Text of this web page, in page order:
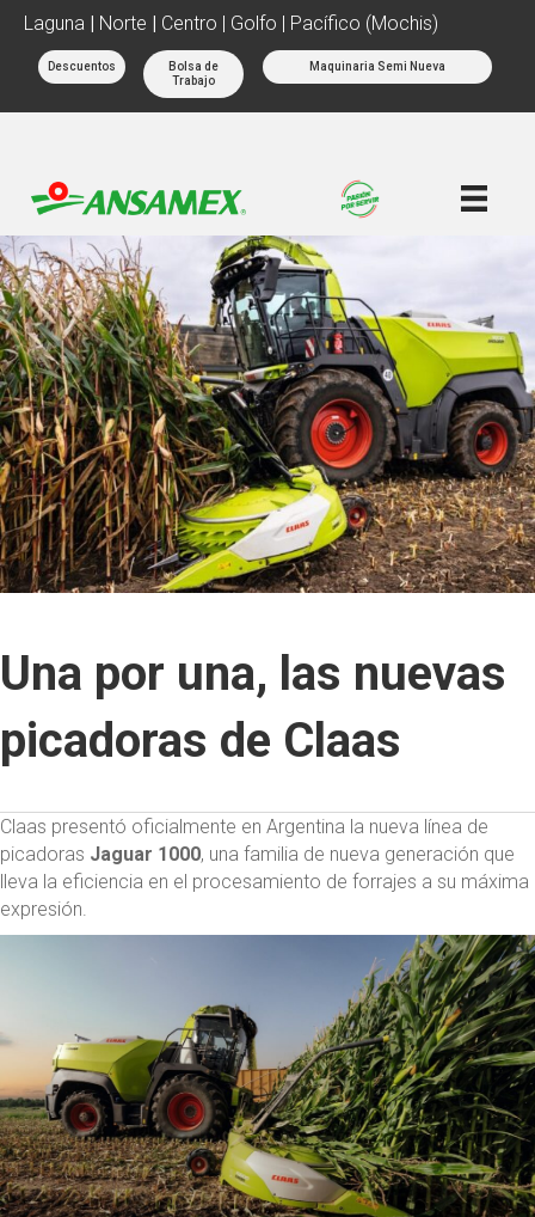
Laguna | Norte | Centro | Golfo | Pacífico (Mochis)
Descuentos
Bolsa de
Trabajo
Maquinaria Semi Nueva
Una por una, las nuevas
picadoras de Claas
Claas presentó oficialmente en Argentina la nueva línea de
picadoras Jaguar 1000, una familia de nueva generación que
lleva la eficiencia en el procesamiento de forrajes a su máxima
expresión.